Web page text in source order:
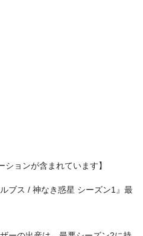
ョンが含まれています】
ブス / 神なき惑星 シーズン1』最